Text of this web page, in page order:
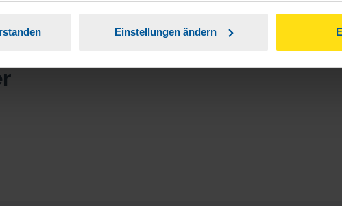
Einstellungen ändern